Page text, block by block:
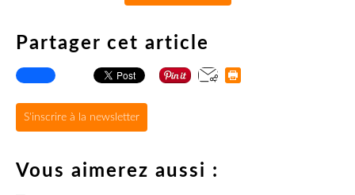
Partager cet article
S'inscrire à la newsletter
Vous aimerez aussi :